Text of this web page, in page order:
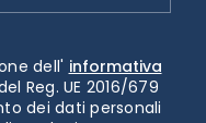
dell' informativa
Reg. UE 2016/679
dei dati personali